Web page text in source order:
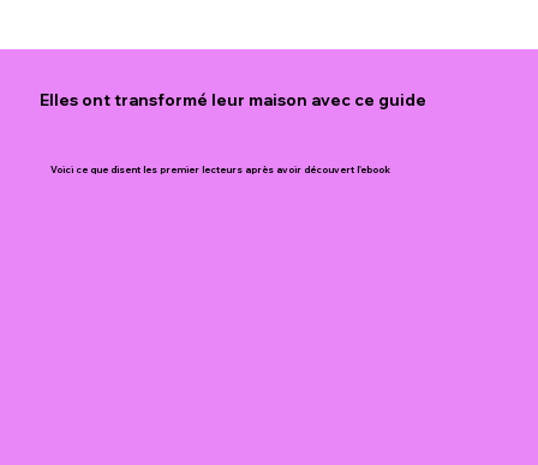
Elles ont transformé leur maison avec ce guide
Voici ce que disent les premier lecteurs après avoir découvert l'ebook